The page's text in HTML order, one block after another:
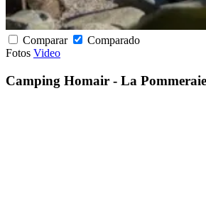
Comparar
Comparado
Fotos Video
Camping Homair - La